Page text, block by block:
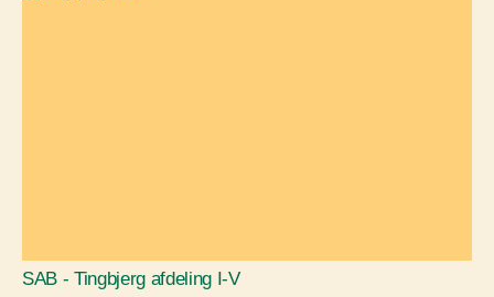
SAB - Tingbjerg afdeling I-V